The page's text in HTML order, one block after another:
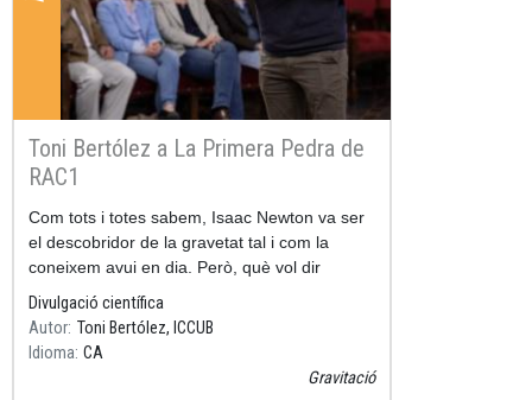
Toni Bertólez a La Primera Pedra de
RAC1
Resum
Com tots i totes sabem, Isaac Newton va ser
el descobridor de la gravetat tal i com la
coneixem avui en dia. Però, què vol dir
exactament “descobrir la gravetat”?
Divulgació científica
Autor Toni Bertólez, ICCUB
Idioma CA
Gravitació